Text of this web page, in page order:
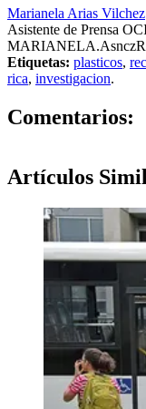
Marianela Arias Vilchez
Asistente de Prensa
MARIANELA.Asncz
Etiquetas: plasticos,
rica, investigacion.
Comentarios:
Artículos